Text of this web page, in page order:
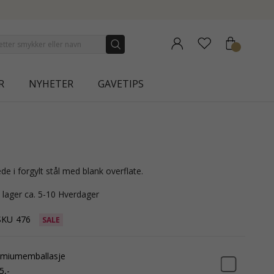
NYHETER GAVETIPS
i forgylt stål med blank overflate.
ca. 5-10 Hverdager
476 SALE